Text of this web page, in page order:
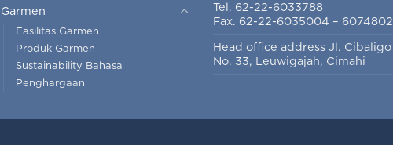
Garmen
Fasilitas Garmen
Produk Garmen
Sustainability Bahasa
Penghargaan
Tel. 62-22-6033788
Fax. 62-22-6035004 – 6074802
Head office address Jl. Cibaligo
No. 33, Leuwigajah, Cimahi